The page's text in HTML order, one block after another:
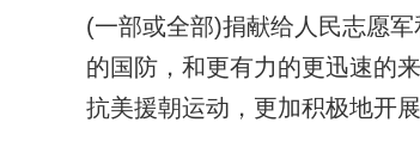
(一部或全部)捐献给人民志愿
的国防，和更有力的更迅速的
抗美援朝运动，更加积极地开